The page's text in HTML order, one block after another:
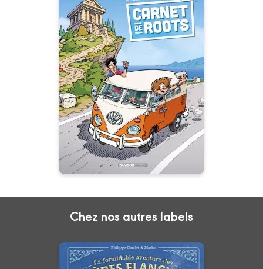
Carnet de roots
Tome 01
Date de parution :
29/05/2024
Travailler en vacances ? Testez
le Wwoofing !
Chez nos autres labels